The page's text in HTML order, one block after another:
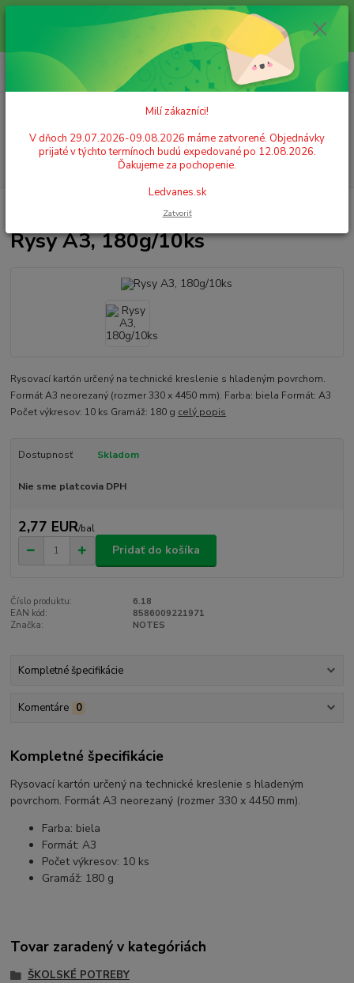
Milí zákazníci! V dňoch 29.07.2026-09.08.2026 máme zatvorené.
Objednávky prijaté v týchto termínoch budú expedované po 12.08.2026.
Ďakujeme za pochopenie. Ledvanes.sk
+421 908 755 958
Po. - Pia. od 9:00 hod. - 16:00 hod.
za0,00 EUR
Rysy A3, 180g/10ks
Rysovací kartón určený na technické kreslenie s hladeným povrchom.
Formát A3 neorezaný (rozmer 330 x 4450 mm). Farba: biela Formát: A3
Počet výkresov: 10 ks Gramáž: 180 g celý popis
Dostupnosť Skladom
Nie sme platcovia DPH
2,77 EUR/bal
Pridať do košíka
Číslo produktu:
6.18
EAN kód:
8586009221971
Značka:
NOTES
Kompletné špecifikácie
Komentáre 0
Kompletné špecifikácie
Rysovací kartón určený na technické kreslenie s hladeným
povrchom. Formát A3 neorezaný (rozmer 330 x 4450 mm).
Farba: biela
Formát: A3
Počet výkresov: 10 ks
Gramáž: 180 g
Tovar zaradený v kategóriách
ŠKOLSKÉ POTREBY
Milí zákazníci!
V dňoch 29.07.2026-09.08.2026 máme zatvorené. Objednávky
prijaté v týchto termínoch budú expedované po 12.08.2026.
Ďakujeme za pochopenie.
Ledvanes.sk
Zatvoriť